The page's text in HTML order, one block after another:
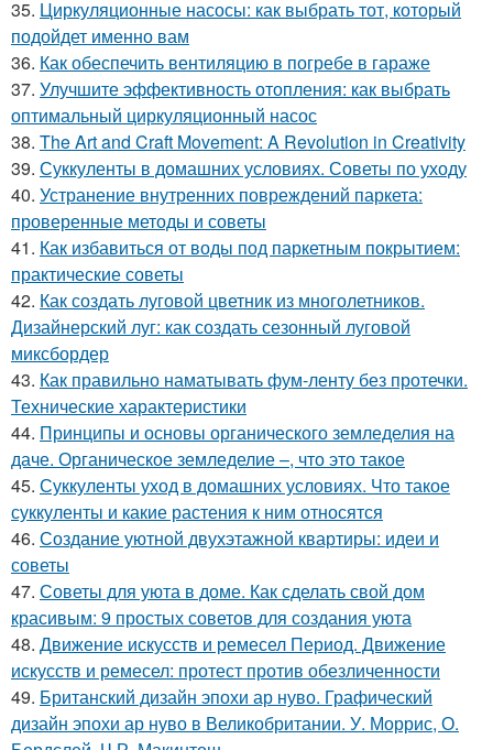
35. Циркуляционные насосы: как выбрать тот, который
подойдет именно вам
36. Как обеспечить вентиляцию в погребе в гараже
37. Улучшите эффективность отопления: как выбрать
оптимальный циркуляционный насос
38. The Art and Craft Movement: A Revolution in Creativity
39. Суккуленты в домашних условиях. Советы по уходу
40. Устранение внутренних повреждений паркета:
проверенные методы и советы
41. Как избавиться от воды под паркетным покрытием:
практические советы
42. Как создать луговой цветник из многолетников.
Дизайнерский луг: как создать сезонный луговой
миксбордер
43. Как правильно наматывать фум-ленту без протечки.
Технические характеристики
44. Принципы и основы органического земледелия на
даче. Органическое земледелие –, что это такое
45. Суккуленты уход в домашних условиях. Что такое
суккуленты и какие растения к ним относятся
46. Создание уютной двухэтажной квартиры: идеи и
советы
47. Советы для уюта в доме. Как сделать свой дом
красивым: 9 простых советов для создания уюта
48. Движение искусств и ремесел Период. Движение
искусств и ремесел: протест против обезличенности
49. Британский дизайн эпохи ар нуво. Графический
дизайн эпохи ар нуво в Великобритании. У. Моррис, О.